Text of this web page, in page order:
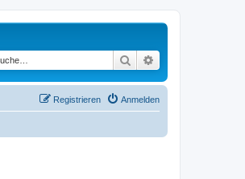
Suche
Anmelden
Registrieren